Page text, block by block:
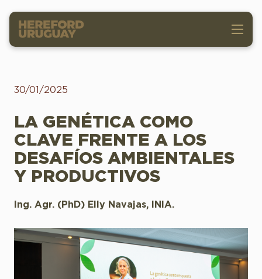
30/01/2025
LA GENÉTICA COMO
CLAVE FRENTE A LOS
DESAFÍOS AMBIENTALES
Y PRODUCTIVOS
Ing. Agr. (PhD) Elly Navajas, INIA.